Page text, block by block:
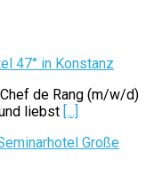
47° in Konstanz
de Rang (m/w/d)
liebst [...]
Große